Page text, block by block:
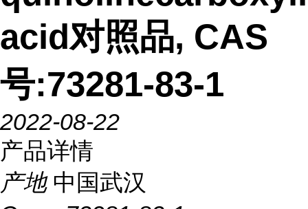
acid对照品, CAS
号:73281-83-1
2022-08-22
产品详情
产地 中国武汉